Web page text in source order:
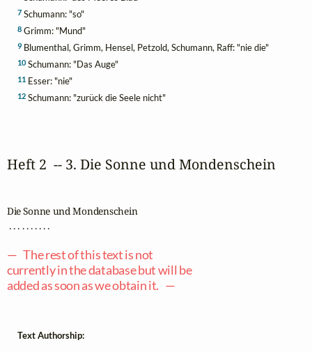
7Schumann: "so"
8Grimm: "Mund"
9Blumenthal, Grimm, Hensel, Petzold, Schumann, Raff: "nie die"
10Schumann: "Das Auge"
11Esser: "nie"
12Schumann: "zurück die Seele nicht"
Heft 2  -- 3. Die Sonne und Mondenschein
Die Sonne und Mondenschein
. . . . . . . . . .
— The rest of this text is not
currently in the database but will be
added as soon as we obtain it. —
Text Authorship: